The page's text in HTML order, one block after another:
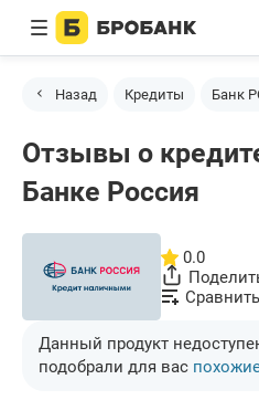
Назад Кредиты Банк
Отзывы о
Банке Россия
0.0
Сравнить
Данный продукт
подобрали для вас